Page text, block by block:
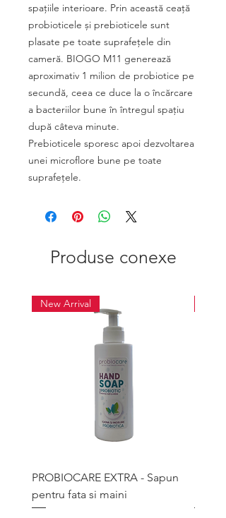
spaţiile interioare. Prin această ceaţă
probioticele și prebioticele sunt
plasate pe toate suprafeţele din
cameră. BIOGO M11 generează
aproximativ 1 milion de probiotice pe
secundă, ceea ce duce la o încărcare
a bacteriilor bune în întregul spaţiu
după câteva minute.
Prebioticele sporesc apoi dezvoltarea
unei microflore bune pe toate
suprafeţele.
Produse conexe
New Arrival
PROBIOCARE EXTRA - Sapun
pentru fata si maini